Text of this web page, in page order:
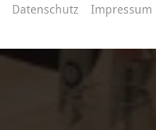
Datenschutz Impressum